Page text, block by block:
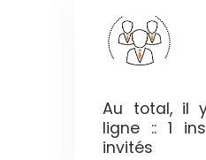
Au total, il
ligne :: 1
invités